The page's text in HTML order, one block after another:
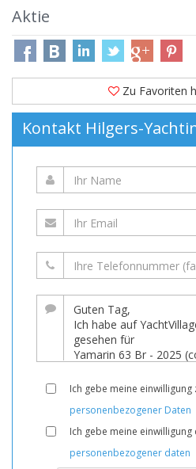
Aktie
Zu Favoriten
Kontakt Hilgers-
Ich gebe meine einwilligung
personenbezogener Daten
Ich gebe meine einwilligung
personenbezogener daten